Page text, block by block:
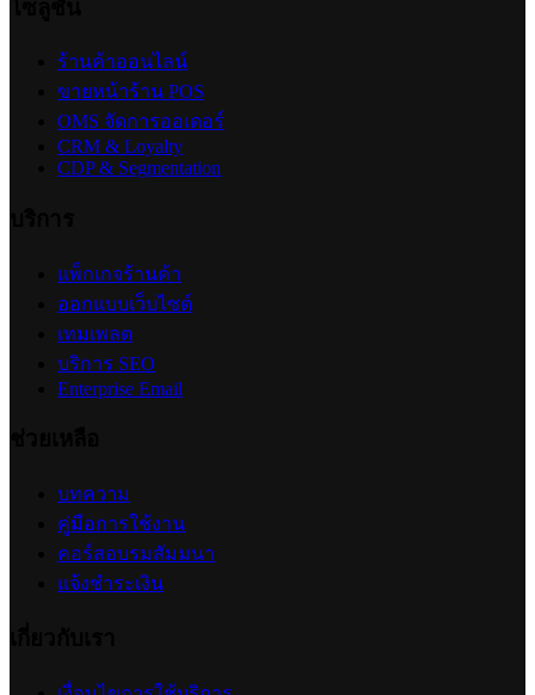
ร้านค้าออนไลน์
ขายหน้าร้าน POS
OMS จัดการออเดอร์
CRM & Loyalty
CDP & Segmentation
แพ็กเกจร้านค้า
ออกแบบเว็บไซต์
เทมเพลต
บริการ SEO
Enterprise Email
บทความ
คู่มือการใช้งาน
คอร์สอบรมสัมมนา
แจ้งชำระเงิน